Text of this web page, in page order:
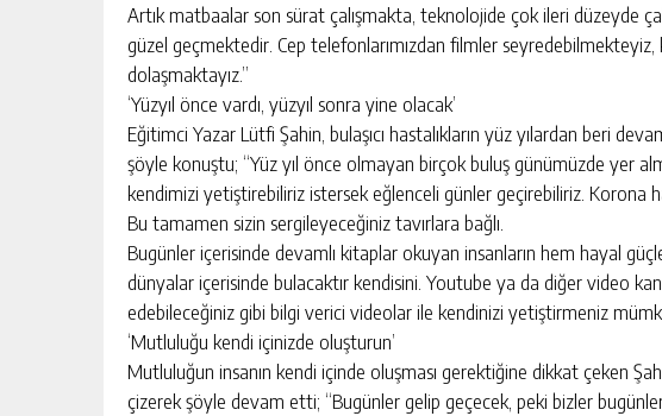
Artık matbaalar son sürat çalışmakta, teknolojide çok ileri düzeyde
güzel geçmektedir. Cep telefonlarımızdan filmler
dolaşmaktayız.”
‘Yüzyıl önce vardı, yüzyıl sonra yine olacak’
Eğitimci Yazar Lütfi Şahin, bulaşıcı hastalıkların yüz yılardan beri
şöyle konuştu; “Yüz yıl önce olmayan birçok buluş günümüzde yer
kendimizi yetiştirebiliriz istersek eğlenceli günler geçirebiliriz. Korona
Bu tamamen sizin sergileyeceğiniz tavırlara bağlı.
Bugünler içerisinde devamlı kitaplar okuyan insanların hem hayal
dünyalar içerisinde bulacaktır kendisini. Youtube ya da diğer video
edebileceğiniz gibi bilgi verici videolar ile kendinizi yetiştirmeniz
‘Mutluluğu kendi içinizde oluşturun’
Mutluluğun insanın kendi içinde oluşması gerektiğine dikkat çeken
çizerek şöyle devam etti; “Bugünler gelip geçecek, peki bizler